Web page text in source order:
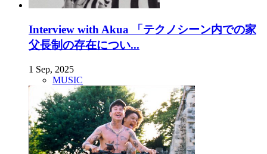
Interview with Akua 「テクノシーン内での家
父長制の存在につい...
1 Sep, 2025
MUSIC